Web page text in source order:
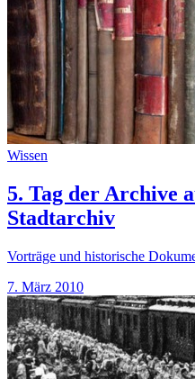
Wissen
5. Tag der Archive
Stadtarchiv
Vorträge und historische
7. März 2010